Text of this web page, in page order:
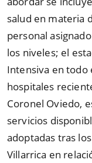
salud en materia
personal
los niveles; el
Intensiva en todo
hospitales
Coronel Oviedo,
servicios
adoptadas tras
Villarrica en